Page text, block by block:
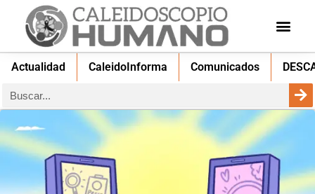
Actualidad CaleidoInforma Comunicados